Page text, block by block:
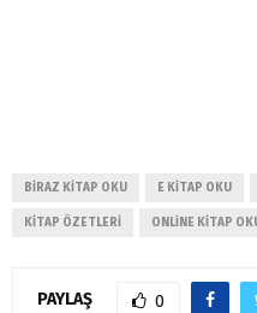
BIRAZ KITAP OKU E KITAP OKU
KITAP ÖZETLERI ONLINE KITAP
PAYLAŞ 0